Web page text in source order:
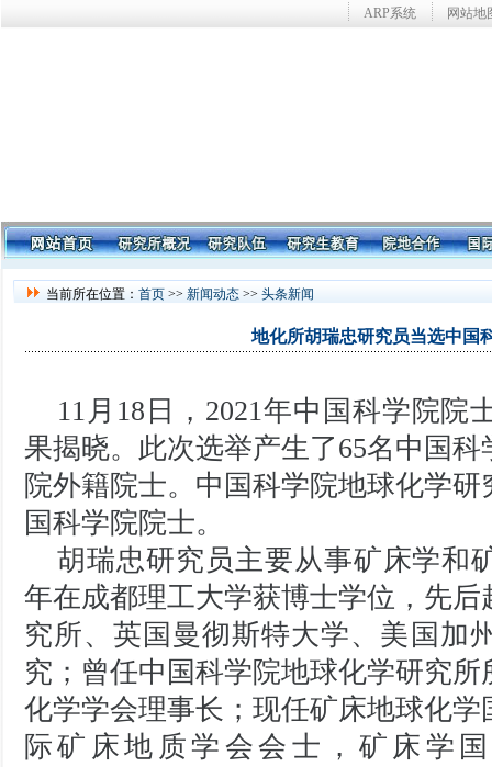
ARP系统 网站地
当前所在位置： 首页 >> 新闻动态 >> 头条新闻
地化所胡瑞忠研究员当选中国
11月18日，2021年中国科学院院
果揭晓。此次选举产生了65名中国
院外籍院士。中国科学院地球化学
国科学院院士。
胡瑞忠研究员主要从事矿床学和
年在成都理工大学获博士学位，先
究所、英国曼彻斯特大学、美国加
究；曾任中国科学院地球化学研究
化学学会理事长；现任矿床地球化
际矿床地质学会会士，矿床学国